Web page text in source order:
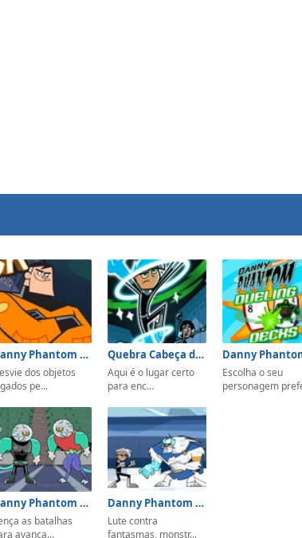
Danny Phantom Action Jack
dos objetos
pe...
Quebra Cabeça do Danny Phantom
Aqui é o lugar certo
para enc...
Escolha o seu
personagem
Danny Phantom Enemy Face Off
as batalhas
avança...
Danny Phantom Urban Jungle Rumble
Lute contra
fantasmas, monstr...